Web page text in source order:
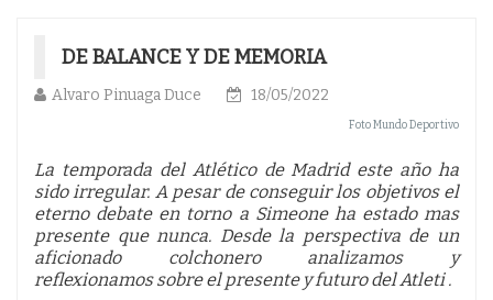
DE BALANCE Y DE MEMORIA
Alvaro Pinuaga Duce 18/05/2022
Foto Mundo Deportivo
La temporada del Atlético de Madrid este año ha
sido irregular. A pesar de conseguir los objetivos el
eterno debate en torno a Simeone ha estado mas
presente que nunca. Desde la perspectiva de un
aficionado colchonero analizamos y
reflexionamos sobre el presente y futuro del Atleti .